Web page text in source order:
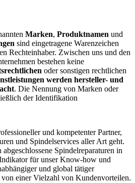
Marken, Produktnamen und
sind eingetragene Warenzeichen
Rechteinhaber. Zwischen uns und den
bestehen keine
oder sonstigen rechtlichen
werden hersteller- und
. Die Nennung von Marken oder
der Identifikation
und kompetenter Partner,
und Spindelservices aller Art geht.
Spindelreparaturen in
für unser Know-how und
und global tätiger
einer Vielzahl von Kundenvorteilen.